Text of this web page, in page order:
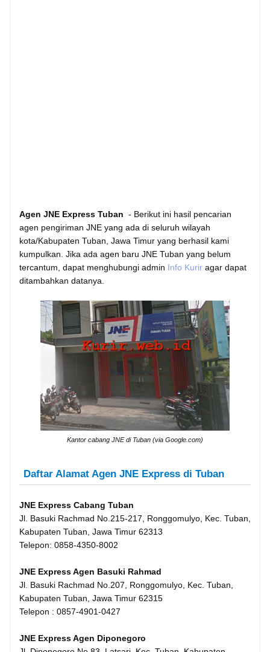
Agen JNE Express Tuban - Berikut ini hasil pencarian
agen pengiriman JNE yang ada di seluruh wilayah
kota/Kabupaten Tuban, Jawa Timur yang berhasil kami
kumpulkan. Jika ada agen baru JNE Tuban yang belum
tercantum, dapat menghubungi admin Info Kurir agar dapat
ditambahkan datanya.
Kantor cabang JNE di Tuban (via Google.com)
Daftar Alamat Agen JNE Express di Tuban
JNE Express Cabang Tuban
Jl. Basuki Rachmad No.215-217, Ronggomulyo, Kec. Tuban,
Kabupaten Tuban, Jawa Timur 62313
Telepon: 0858-4350-8002
JNE Express Agen Basuki Rahmad
Jl. Basuki Rachmad No.207, Ronggomulyo, Kec. Tuban,
Kabupaten Tuban, Jawa Timur 62315
Telepon : 0857-4901-0427
JNE Express Agen Diponegoro